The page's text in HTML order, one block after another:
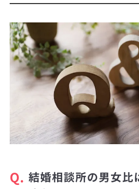
Q. 結婚相談所の男女比